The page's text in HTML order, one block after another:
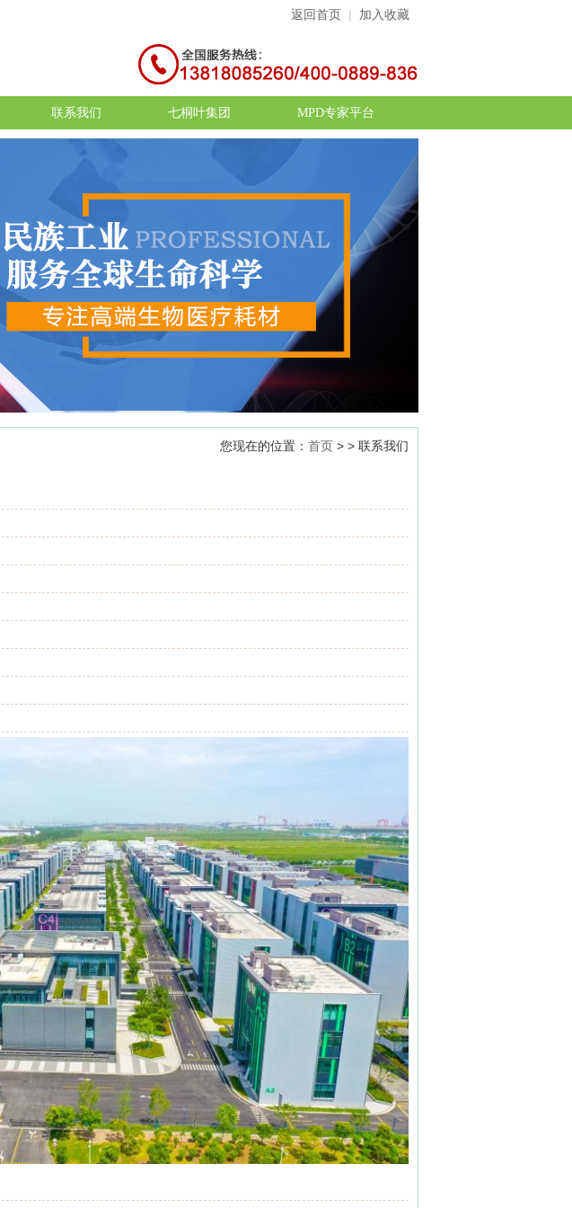
返回首页 | 加入收藏
联系我们 七桐叶集团 MPD专家平台
您现在的位置： 首页 > > 联系我们